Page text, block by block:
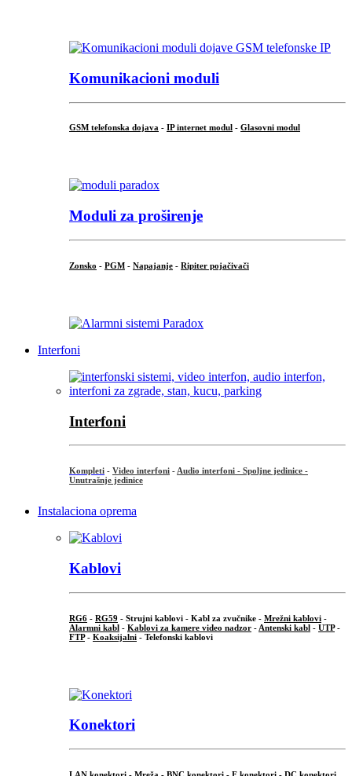
Komunikacioni moduli
GSM telefonska dojava - IP internet modul - Glasovni modul
Moduli za proširenje
Zonsko - PGM - Napajanje - Ripiter pojačivači
Interfoni
Interfoni
Kompleti - Video interfoni - Audio interfoni - Spoljne jedinice -
Unutrašnje jedinice
Instalaciona oprema
Kablovi
RG6 - RG59 - Strujni kablovi - Kabl za zvučnike - Mrežni kablovi -
Alarmni kabl - Kablovi za kamere video nadzor - Antenski kabl - UTP-
FTP- Koaksijalni - Telefonski kablovi
Konektori